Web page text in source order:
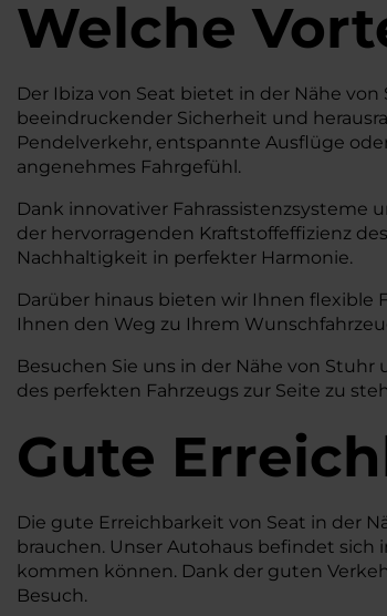
Welche
Der Ibiza von Seat bietet in der Nähe
beeindruckender Sicherheit und
Pendelverkehr, entspannte Ausflüge
angenehmes Fahrgefühl.
Dank innovativer Fahrassistenzsysteme
der hervorragenden Kraftstoffeffizienz
Nachhaltigkeit in perfekter Harmonie.
Darüber hinaus bieten wir Ihnen flexible
Ihnen den Weg zu Ihrem
Besuchen Sie uns in der Nähe von
des perfekten Fahrzeugs zur Seite zu
Gute
Die gute Erreichbarkeit von Seat in der
brauchen. Unser Autohaus befindet sich
kommen können. Dank der guten
Besuch.